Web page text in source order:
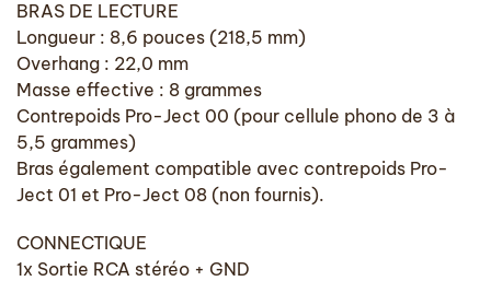
BRAS DE LECTURE
Longueur : 8,6 pouces (218,5 mm)
Overhang : 22,0 mm
Masse effective : 8 grammes
Contrepoids Pro-Ject 00 (pour cellule phono de 3 à
5,5 grammes)
Bras également compatible avec contrepoids Pro-
Ject 01 et Pro-Ject 08 (non fournis).
CONNECTIQUE
1x Sortie RCA stéréo + GND